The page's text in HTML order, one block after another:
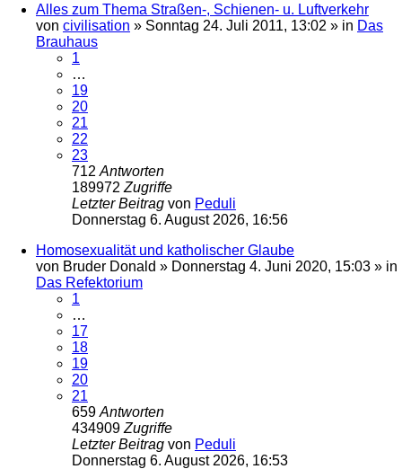
Alles zum Thema Straßen-, Schienen- u. Luftverkehr
von civilisation » Sonntag 24. Juli 2011, 13:02 » in Das
Brauhaus
1
…
19
20
21
22
23
712 Antworten
189972 Zugriffe
Letzter Beitrag von Peduli
Donnerstag 6. August 2026, 16:56
Homosexualität und katholischer Glaube
von Bruder Donald » Donnerstag 4. Juni 2020, 15:03 » in
Das Refektorium
1
…
17
18
19
20
21
659 Antworten
434909 Zugriffe
Letzter Beitrag von Peduli
Donnerstag 6. August 2026, 16:53